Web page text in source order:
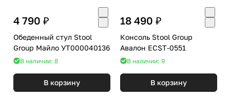
4 790 ₽
Обеденный стул Stool
Group Майло УТ000040136
В наличии: 8
В корзину
18 490 ₽
Консоль Stool Group
Авалон ECST-0551
В наличии: 9
В корзину